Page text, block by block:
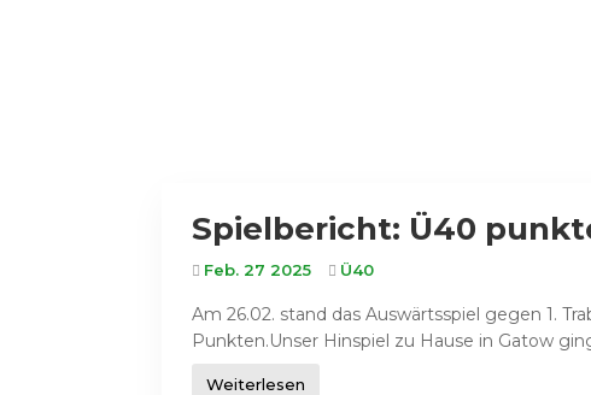
Spielbericht: Ü40
Feb. 27 2025 Ü40
Am 26.02. stand das Auswärtsspiel gegen 1.
Punkten.Unser Hinspiel zu Hause in Gatow
Weiterlesen